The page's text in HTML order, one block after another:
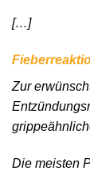
[…]
Zur
Die meisten